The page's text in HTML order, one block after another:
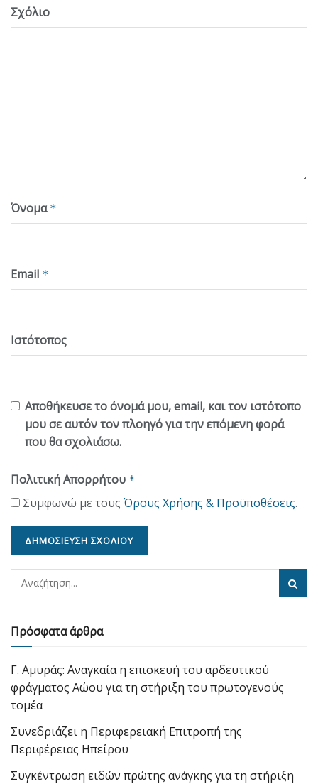
Σχόλιο
Όνομα *
Email *
Ιστότοπος
Αποθήκευσε το όνομά μου, email, και τον ιστότοπο
μου σε αυτόν τον πλοηγό για την επόμενη φορά
που θα σχολιάσω.
Πολιτική Απορρήτου *
Συμφωνώ με τους Όρους Χρήσης & Προϋποθέσεις.
Πρόσφατα άρθρα
Γ. Αμυράς: Αναγκαία η επισκευή του αρδευτικού
φράγματος Αώου για τη στήριξη του πρωτογενούς
τομέα
Συνεδριάζει η Περιφερειακή Επιτροπή της
Περιφέρειας Ηπείρου
Συγκέντρωση ειδών πρώτης ανάγκης για τη στήριξη